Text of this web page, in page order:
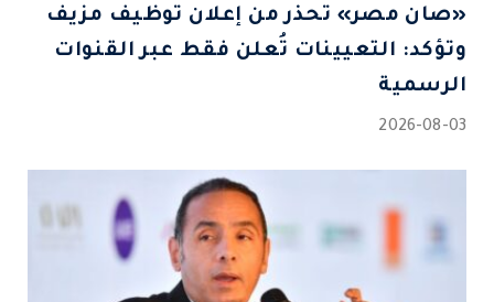
«صان مصر» تحذر من إعلان توظيف مزيف
وتؤكد: التعيينات تُعلن فقط عبر القنوات
الرسمية
2026-08-03